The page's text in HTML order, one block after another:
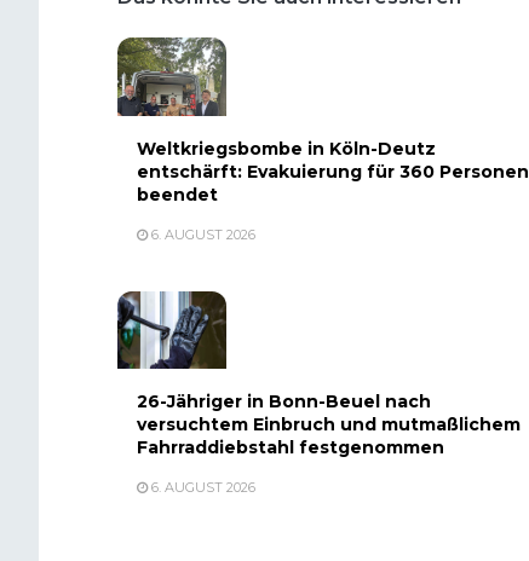
Weltkriegsbombe in Köln-Deutz
entschärft: Evakuierung für 360 Personen
beendet
6. AUGUST 2026
26-Jähriger in Bonn-Beuel nach
versuchtem Einbruch und mutmaßlichem
Fahrraddiebstahl festgenommen
6. AUGUST 2026